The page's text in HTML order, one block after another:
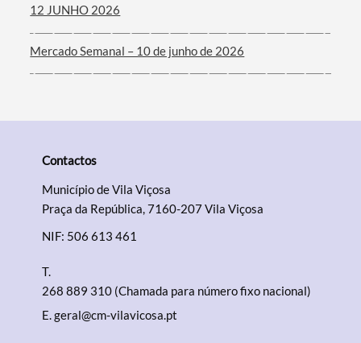
12 JUNHO 2026
Mercado Semanal – 10 de junho de 2026
Contactos
Município de Vila Viçosa
Praça da República, 7160-207 Vila Viçosa
NIF: 506 613 461
T.
268 889 310 (Chamada para número fixo nacional)
E.geral@cm-vilavicosa.pt